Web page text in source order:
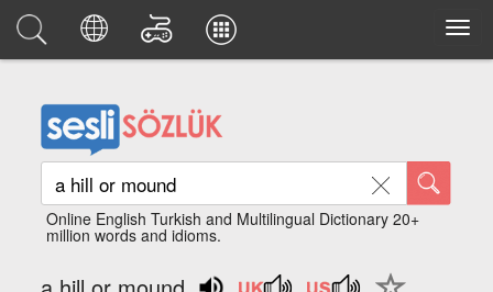
Online English Turkish and Multilingual Dictionary 20+
million words and idioms.